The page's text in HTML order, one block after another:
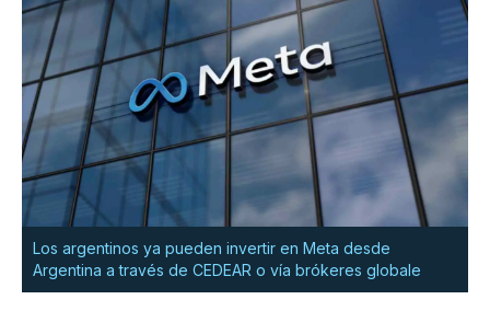
Los argentinos ya pueden invertir en Meta desde
Argentina a través de CEDEAR o vía brókeres globale